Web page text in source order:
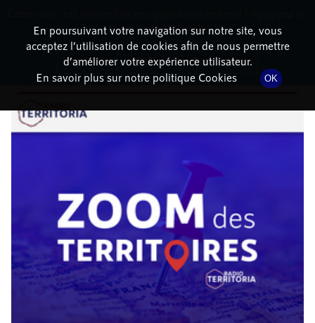
DÉTAILS DE L'ÉPISODE
13 août 2021 à 6h04, durée : 8 minutes
En poursuivant votre navigation sur notre site, vous
acceptez l’utilisation de cookies afin de nous permettre
d’améliorer votre expérience utilisateur.
En savoir plus sur notre politique Cookies
OK
dessous pour l'installer.
Non merci Télécharger l'application